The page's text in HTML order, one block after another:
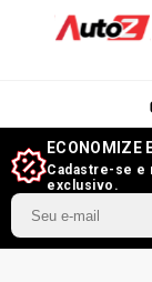
ECONOMIZE
Cadastre-se e
exclusivo.